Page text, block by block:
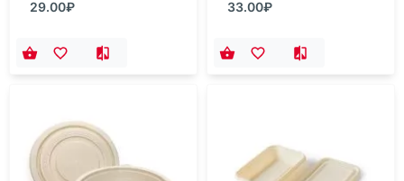
29.00₽
33.00₽